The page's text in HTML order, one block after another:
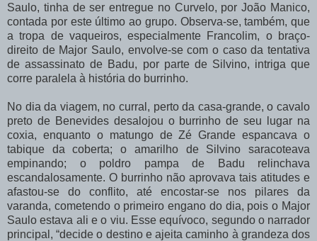
Saulo, tinha de ser entregue no Curvelo, por João Manico,
contada por este último ao grupo. Observa-se, também, que
a tropa de vaqueiros, especialmente Francolim, o braço-
direito de Major Saulo, envolve-se com o caso da tentativa
de assassinato de Badu, por parte de Silvino, intriga que
corre paralela à história do burrinho.
No dia da viagem, no curral, perto da casa-grande, o cavalo
preto de Benevides desalojou o burrinho de seu lugar na
coxia, enquanto o matungo de Zé Grande espancava o
tabique da coberta; o amarilho de Silvino saracoteava
empinando; o poldro pampa de Badu relinchava
escandalosamente. O burrinho não aprovava tais atitudes e
afastou-se
do conflito, até encostar-se nos pilares da
varanda, cometendo o primeiro engano do dia, pois o Major
Saulo estava ali e o viu. Esse equívoco, segundo o narrador
principal, “decide o destino e ajeita caminho à grandeza dos